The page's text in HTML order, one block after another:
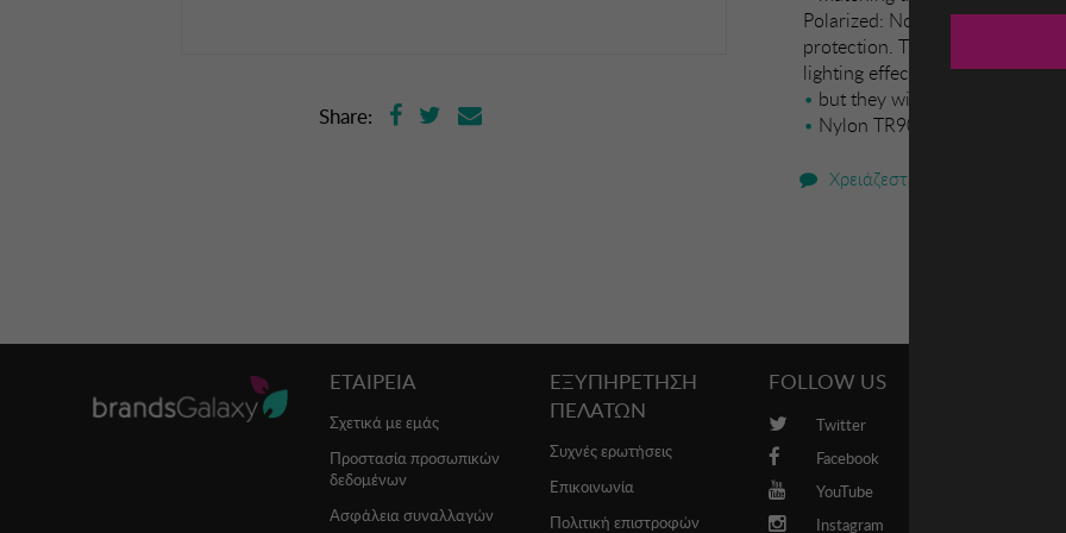
Share:
Polarized: No. - Progression
protection. The color of the
lighting effects or adjustments
but they will always retain
Nylon TR90
Χρειάζεστε βοήθεια;
ΕΤΑΙΡΕΙΑ
Σχετικά με εμάς
Προστασία προσωπικών
δεδομένων
Ασφάλεια συναλλαγών
ΕΞΥΠΗΡΕΤΗΣΗ
ΠΕΛΑΤΩΝ
Συχνές ερωτήσεις
Επικοινωνία
Πολιτική επιστροφών
FOLLOW US
Twitter
Facebook
YouTube
Instagram